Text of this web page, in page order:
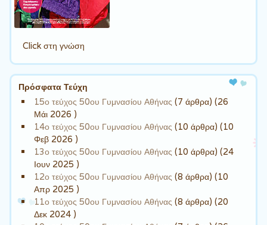
Click στη γνώση
Πρόσφατα Τεύχη
15ο τεύχος 50ου Γυμνασίου Αθήνας (7 άρθρα) (26
Μάι 2026 )
14ο τεύχος 50ου Γυμνασίου Αθήνας (10 άρθρα) (10
Φεβ 2026 )
13ο τεύχος 50ου Γυμνασίου Αθήνας (10 άρθρα) (24
Ιουν 2025 )
12ο τεύχος 50ου Γυμνασίου Αθήνας (8 άρθρα) (10
Απρ 2025 )
11ο τεύχος 50ου Γυμνασίου Αθήνας (8 άρθρα) (20
Δεκ 2024 )